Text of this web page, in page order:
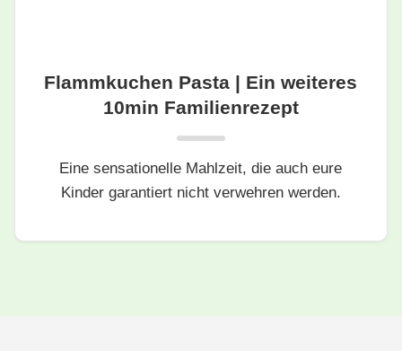
Flammkuchen Pasta | Ein weiteres
10min Familienrezept
Eine sensationelle Mahlzeit, die auch eure
Kinder garantiert nicht verwehren werden.